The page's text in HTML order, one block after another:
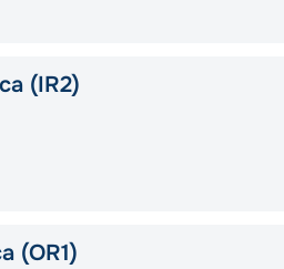
(IR2)
(OR1)